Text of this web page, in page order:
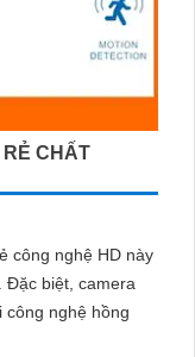
RẺ CHẤT
công nghệ HD này
công nghệ hồng